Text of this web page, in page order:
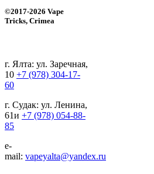
©2017-2026 Vape
Tricks, Crimea
г. Ялта: ул. Заречная,
10 +7 (978) 304-17-
60
г. Судак: ул. Ленина,
61и +7 (978) 054-88-
85
e-
mail: vapeyalta@yandex.ru